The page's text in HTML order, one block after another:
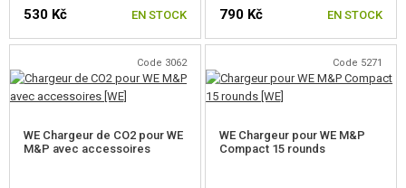
CHARGEURS POUR RÉPLIQUES A GAZ
CHARGEURS POUR RÉPLIQUES COURTES GAZ
CHARGEURS GLOCK ET SIMILAIRES
CHARGEURS CZ
530 Kč EN STOCK 790 Kč EN STOCK
Code 3062
WE Chargeur de CO2 pour WE
M&P avec accessoires
Code 5271
WE Chargeur pour WE M&P
Compact 15 rounds